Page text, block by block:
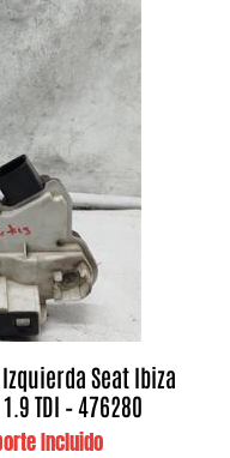
Seat Ibiza
TDI – 476280
Incluido